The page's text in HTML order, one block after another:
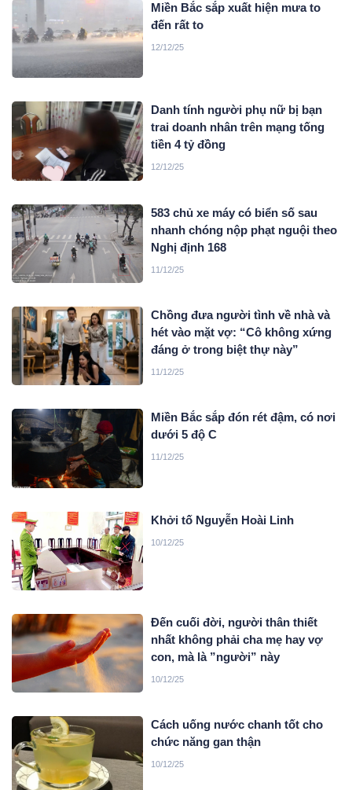
Miền Bắc sắp xuất hiện mưa to
đến rất to
12/12/25
Danh tính người phụ nữ bị bạn
trai doanh nhân trên mạng tống
tiền 4 tỷ đồng
12/12/25
583 chủ xe máy có biển số sau
nhanh chóng nộp phạt nguội theo
Nghị định 168
11/12/25
Chồng đưa người tình về nhà và
hét vào mặt vợ: “Cô không xứng
đáng ở trong biệt thự này”
11/12/25
Miền Bắc sắp đón rét đậm, có nơi
dưới 5 độ C
11/12/25
Khởi tố Nguyễn Hoài Linh
10/12/25
Đến cuối đời, người thân thiết
nhất không phải cha mẹ hay vợ
con, mà là ”người” này
10/12/25
Cách uống nước chanh tốt cho
chức năng gan thận
10/12/25